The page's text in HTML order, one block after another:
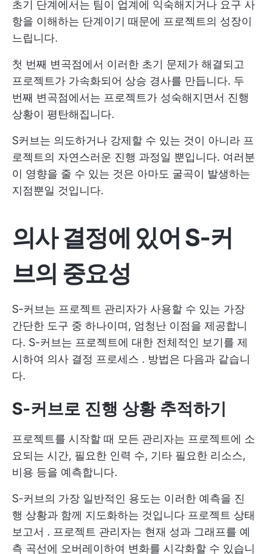
초기 단계에서는 팀이 업계에 익숙해지거나 요구 사
항을 이해하는 단계이기 때문에 프로젝트의 성장이
느립니다.
첫 번째 변곡점에서 이러한 초기 문제가 해결되고
프로젝트가 가속화되어 상승 경사를 만듭니다. 두
번째 변곡점에서는 프로젝트가 성숙해지면서 진행
상황이 평탄해집니다.
S커브는 의도하거나 강제할 수 있는 것이 아니라 프
로젝트의 자연스러운 진행 과정일 뿐입니다. 여러분
이 영향을 줄 수 있는 것은 아마도 굴곡이 발생하는
지점뿐일 것입니다.
의사 결정에 있어 S-커
브의 중요성
S-커브는 프로젝트 관리자가 사용할 수 있는 가장
간단한 도구 중 하나이며, 엄청난 이점을 제공합니
다. S-커브는 프로젝트에 대한 전체적인 보기를 제
시하여 의사 결정 프로세스 . 방법은 다음과 같습니
다.
S-커브로 진행 상황 추적하기
프로젝트를 시작할 때 모든 관리자는 프로젝트에 소
요되는 시간, 필요한 인력 수, 기타 필요한 리소스,
비용 등을 예측합니다.
S-커브의 가장 일반적인 용도는 이러한 예측을 진
행 상황과 함께 지도화하는 것입니다 프로젝트 상태
보고서 . 프로젝트 관리자는 현재 성과 그래프를 예
측 곡선에 오버레이하여 변화를 시각화할 수 있습니